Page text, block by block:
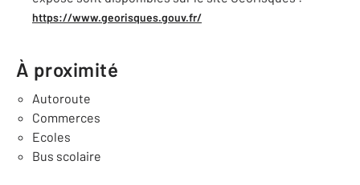
https://www.georisques.gouv.fr/
À proximité
Autoroute
Commerces
Ecoles
Bus scolaire